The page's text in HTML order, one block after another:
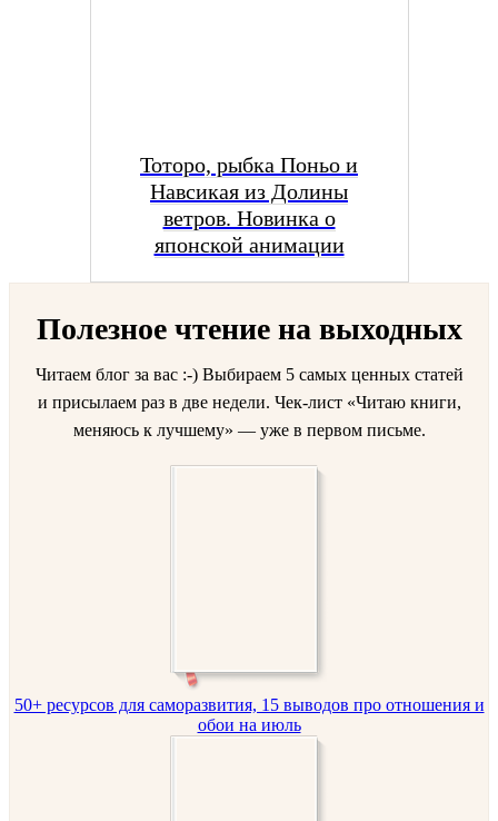
Тоторо, рыбка Поньо и
Навсикая из Долины
ветров. Новинка о
японской анимации
Полезное чтение на выходных
Читаем блог за вас :-) Выбираем 5 самых ценных статей
и присылаем раз в две недели. Чек-лист «Читаю книги,
меняюсь к лучшему» — уже в первом письме.
50+ ресурсов для саморазвития, 15 выводов про отношения и
обои на июль